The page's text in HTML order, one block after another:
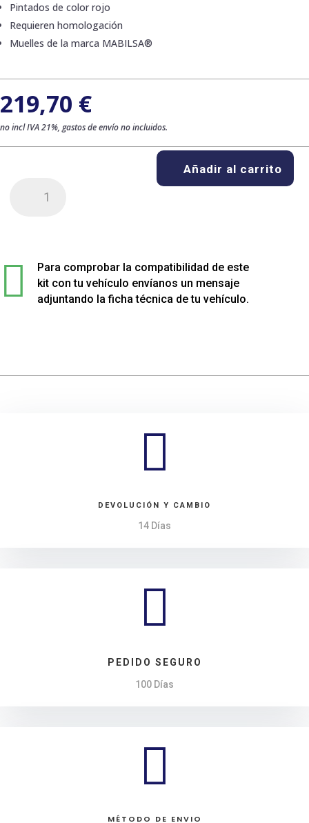
Pintados de color rojo
Requieren homologación
Muelles de la marca MABILSA®
219,70 €
no incl IVA 21%, gastos de envío no incluidos.
rebajados
Rover
Añadir al carrito

Para comprobar la compatibilidad de este
kit con tu vehículo envíanos un mensaje
adjuntando la ficha técnica de tu vehículo.

DEVOLUCIÓN Y CAMBIO
14 Días

PEDIDO SEGURO
100 Días

MÉTODO DE ENVIO